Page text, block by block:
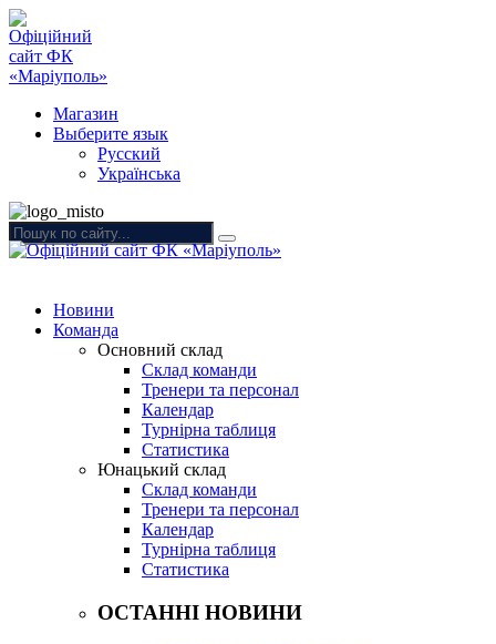
Магазин
Выберите язык
Русский
Українська
Новини
Команда
Основний склад
Склад команди
Тренери та персонал
Календар
Турнірна таблиця
Статистика
Юнацький склад
Склад команди
Тренери та персонал
Календар
Турнірна таблиця
Статистика
ОСТАННІ НОВИНИ